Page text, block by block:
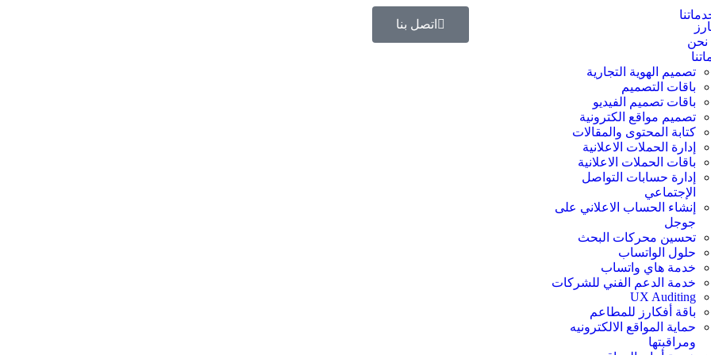
تصميم الهوية التجارية
باقات التصميم
باقات تصميم الفيديو
تصميم مواقع الكترونية
كتابة المحتوى والمقالات
إدارة الحملات الاعلانية
باقات الحملات الاعلانية
إدارة حسابات التواصل
الإجتماعي
إنشاء الحساب الاعلاني على
جوجل
تحسين محركات البحث
حلول الواتساب
خدمة هاي واتساب
خدمة الدعم الفني للشركات
UX Auditing
باقة أفكارز للمطاعم
حماية المواقع الالكترونيه
ومراقبتها
اتصل بنا